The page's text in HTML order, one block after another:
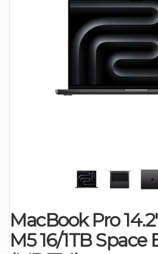
MacBook Pro
M5 16/1TB Space